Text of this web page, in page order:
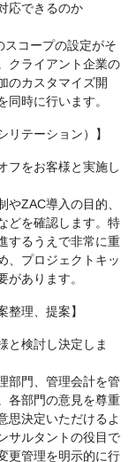
応できるのか
コープの設定がそ
クライアント企業の
のカスタマイズ開
時に行います。
リテーション）】
フをお客様と実施し
ZAC導入の目的、
どを確認します。特
するうえで非常に重
、プロジェクトキッ
あります。
整理、提案】
と検討し決定しま
部門、管理会計を管
各部門の意見を尊重
思決定いただけるよ
サルタントの役目で
更管理を明示的に行